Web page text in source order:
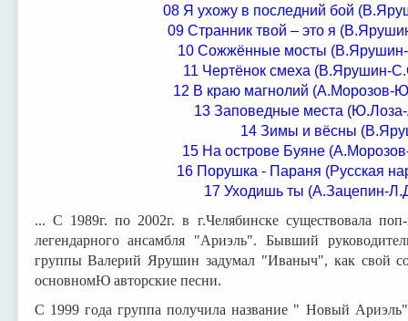
08 Я ухожу в последний бой
09 Странник твой – это я
10 Сожжённые мосты
11 Чертёнок смеха (В.Ярушин-
12 В краю магнолий (А.Морозов-
13 Заповедные места
14 Зимы и вёсны
15 На острове Буяне
16 Порушка - Параня (Русская
17 Уходишь ты (А.Зацепин-
... С 1989г. по 2002г. в г.Челябинске существовала
легендарного ансамбля "Ариэль". Бывший
группы Валерий Ярушин задумал "Иваныч", как свой
основномЮ авторские песни.
С 1999 года группа получила название " Новый